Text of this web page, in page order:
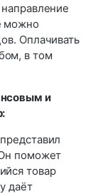
можно
Оплачивать
в том
и
поможет
товар
даёт